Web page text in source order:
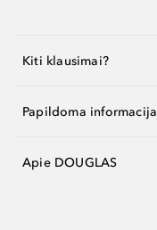
Kiti klausimai?
Papildoma informacija
Apie DOUGLAS